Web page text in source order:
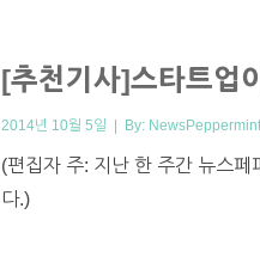
[추천기사]스타트업
2014년 10월 5일 | By: NewsPeppermint
(편집자 주: 지난 한 주간 뉴스
다.)